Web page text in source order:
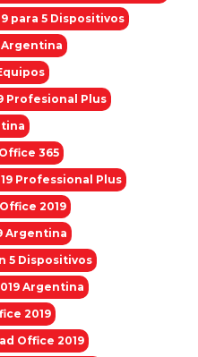
para 5 Dispositivos
Argentina
Profesional Plus
365
Professional Plus
2019
Argentina
5 Dispositivos
Argentina
2019
Office 2019